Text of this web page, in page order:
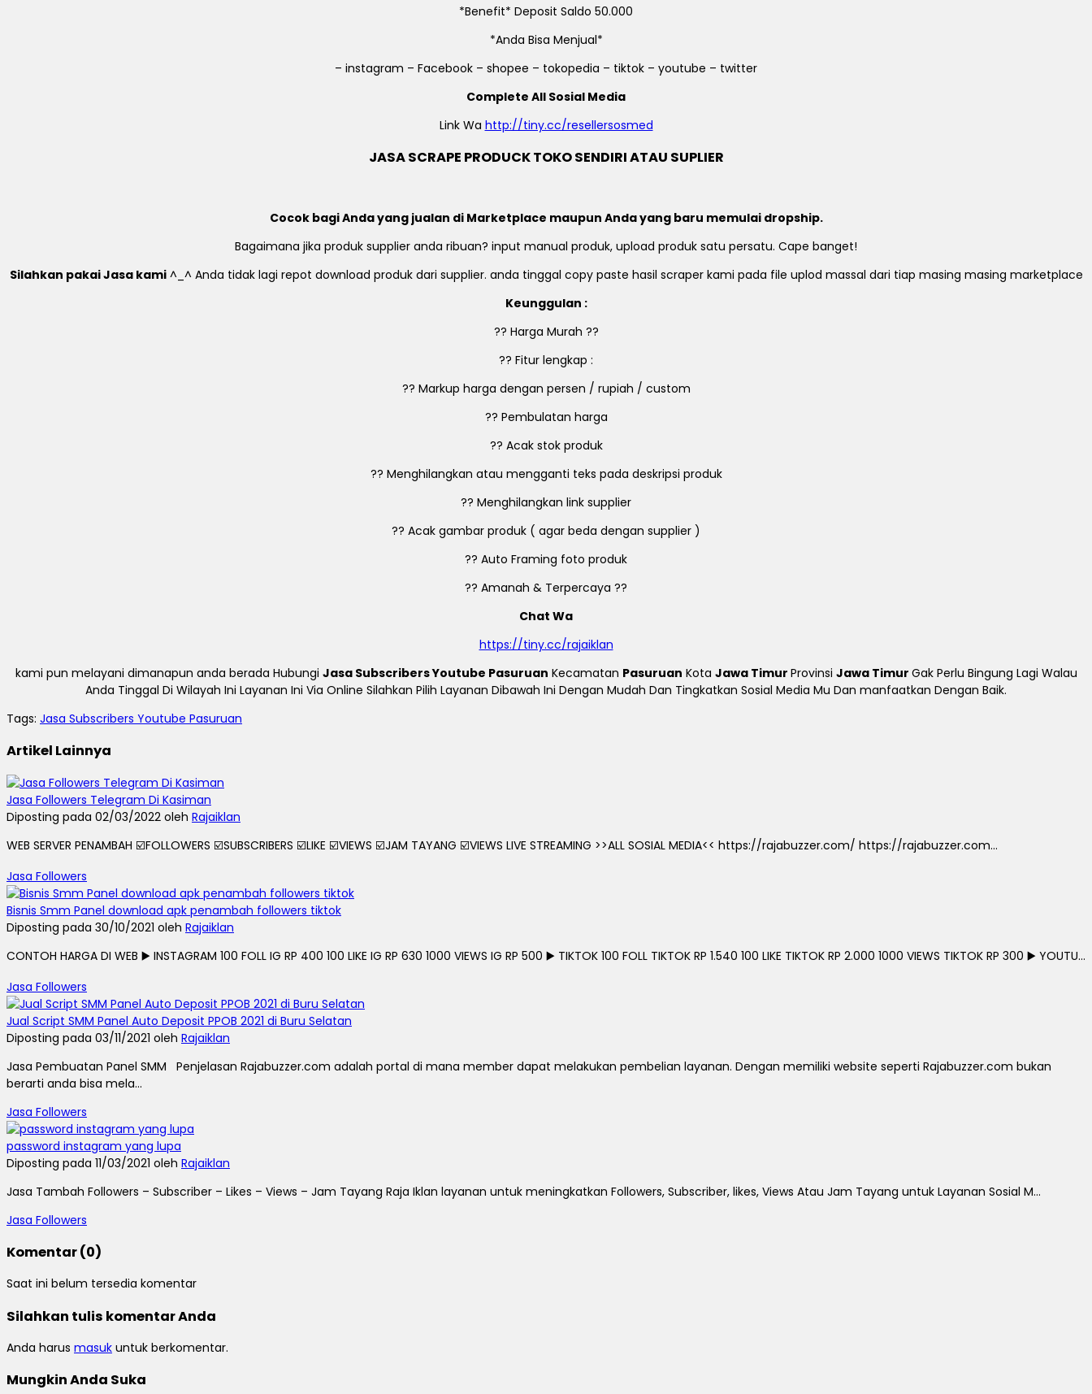
*Benefit* Deposit Saldo 50.000
*Anda Bisa Menjual*
– instagram – Facebook – shopee – tokopedia – tiktok – youtube – twitter
Complete All Sosial Media
Link Wa http://tiny.cc/resellersosmed
JASA SCRAPE PRODUCK TOKO SENDIRI ATAU SUPLIER
Cocok bagi Anda yang jualan di Marketplace maupun Anda yang baru memulai dropship.
Bagaimana jika produk supplier anda ribuan? input manual produk, upload produk satu persatu. Cape banget!
Silahkan pakai Jasa kami^_^ Anda tidak lagi repot download produk dari supplier. anda tinggal copy paste hasil scraper kami pada file uplod massal dari tiap masing masing marketplace
Keunggulan :
?? Harga Murah ??
?? Fitur lengkap :
?? Markup harga dengan persen / rupiah / custom
?? Pembulatan harga
?? Acak stok produk
?? Menghilangkan atau mengganti teks pada deskripsi produk
?? Menghilangkan link supplier
?? Acak gambar produk ( agar beda dengan supplier )
?? Auto Framing foto produk
?? Amanah & Terpercaya ??
Chat Wa
https://tiny.cc/rajaiklan
kami pun melayani dimanapun anda berada Hubungi Jasa Subscribers Youtube Pasuruan Kecamatan Pasuruan Kota Jawa Timur Provinsi Jawa Timur Gak Perlu Bingung Lagi Walau
Anda Tinggal Di Wilayah Ini Layanan Ini Via Online Silahkan Pilih Layanan Dibawah Ini Dengan Mudah Dan Tingkatkan Sosial Media Mu Dan manfaatkan Dengan Baik.
Tags: Jasa Subscribers Youtube Pasuruan
Artikel Lainnya
Jasa Followers Telegram Di Kasiman
Diposting pada 02/03/2022 oleh Rajaiklan
WEB SERVER PENAMBAH ☑️FOLLOWERS ☑️SUBSCRIBERS ☑️LIKE ☑️VIEWS ☑️JAM TAYANG ☑️VIEWS LIVE STREAMING >>ALL SOSIAL MEDIA<< https://rajabuzzer.com/ https://rajabuzzer.com...
Jasa Followers
Bisnis Smm Panel download apk penambah followers tiktok
Diposting pada 30/10/2021 oleh Rajaiklan
CONTOH HARGA DI WEB ▶️ INSTAGRAM 100 FOLL IG RP 400 100 LIKE IG RP 630 1000 VIEWS IG RP 500 ▶️ TIKTOK 100 FOLL TIKTOK RP 1.540 100 LIKE TIKTOK RP 2.000 1000 VIEWS TIKTOK RP 300 ▶️ YOUTU...
Jasa Followers
Jual Script SMM Panel Auto Deposit PPOB 2021 di Buru Selatan
Diposting pada 03/11/2021 oleh Rajaiklan
Jasa Pembuatan Panel SMM Penjelasan Rajabuzzer.com adalah portal di mana member dapat melakukan pembelian layanan. Dengan memiliki website seperti Rajabuzzer.com bukan
berarti anda bisa mela...
Jasa Followers
password instagram yang lupa
Diposting pada 11/03/2021 oleh Rajaiklan
Jasa Tambah Followers – Subscriber – Likes – Views – Jam Tayang Raja Iklan layanan untuk meningkatkan Followers, Subscriber, likes, Views Atau Jam Tayang untuk Layanan Sosial M...
Jasa Followers
Komentar (0)
Saat ini belum tersedia komentar
Silahkan tulis komentar Anda
Anda harus masuk untuk berkomentar.
Mungkin Anda Suka